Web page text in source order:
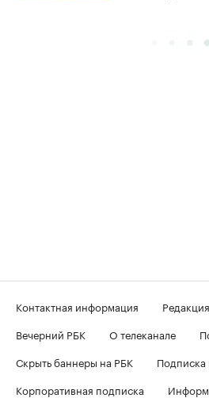
Контактная информация Редакция
Вечерний РБК
О телеканале
Скрыть баннеры на РБК
Подписка
Корпоративная подписка